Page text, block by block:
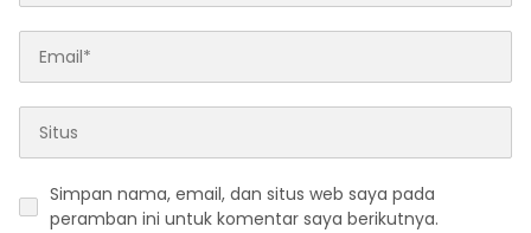
Simpan nama, email, dan situs web saya pada
peramban ini untuk komentar saya berikutnya.